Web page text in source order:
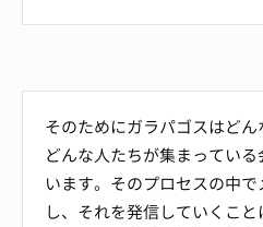
そのためにガラパゴスはど
どんな人たちが集まってい
います。そのプロセスの中
し、それを発信していくこ